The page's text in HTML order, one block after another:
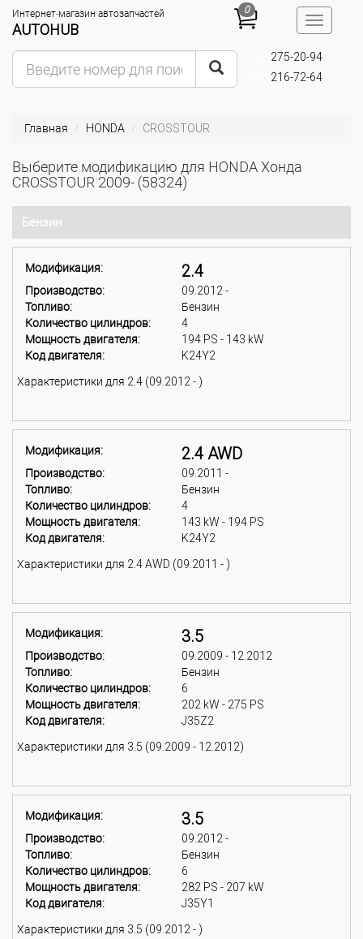
Toggle
0
Интернет-магазин автозапчастей
AUTOHUB
275-20-94
216-72-64
Главная HONDA CROSSTOUR
Выберите модификацию для HONDA Хонда
CROSSTOUR 2009- (58324)
Бензин
Модификация: 2.4
Производство:
09.2012 -
Топливо:
Бензин
Количество цилиндров:
4
Мощность двигателя:
194 PS - 143 kW
Код двигателя:
K24Y2
Характеристики для 2.4 (09.2012 - )
Модификация: 2.4 AWD
Производство:
09.2011 -
Топливо:
Бензин
Количество цилиндров:
4
Мощность двигателя:
143 kW - 194 PS
Код двигателя:
K24Y2
Характеристики для 2.4 AWD (09.2011 - )
Модификация: 3.5
Производство:
09.2009 - 12.2012
Топливо:
Бензин
Количество цилиндров:
6
Мощность двигателя:
202 kW - 275 PS
Код двигателя:
J35Z2
Характеристики для 3.5 (09.2009 - 12.2012)
Модификация: 3.5
Производство:
09.2012 -
Топливо:
Бензин
Количество цилиндров:
6
Мощность двигателя:
282 PS - 207 kW
Код двигателя:
J35Y1
Характеристики для 3.5 (09.2012 - )